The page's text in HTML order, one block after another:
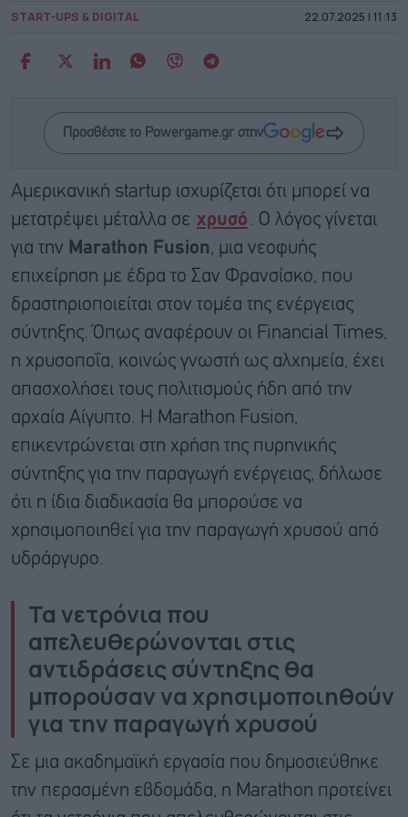
START-UPS & DIGITAL 22.07.2025 | 11:13
Προσθέστε το Powergame.gr στην
Αμερικανική startup ισχυρίζεται ότι μπορεί να
μετατρέψει μέταλλα σε χρυσό . O λόγος γίνεται
για την Marathon Fusion
, μια νεοφυής
επιχείρηση με έδρα το Σαν Φρανσίσκο, που
δραστηριοποιείται στον τομέα της ενέργειας
σύντηξης. Όπως αναφέρουν οι Financial Times,
η χρυσοποΐα, κοινώς γνωστή ως αλχημεία, έχει
απασχολήσει τους πολιτισμούς ήδη από την
αρχαία Αίγυπτο. Η Marathon Fusion,
επικεντρώνεται στη χρήση της πυρηνικής
σύντηξης για την παραγωγή ενέργειας, δήλωσε
ότι η ίδια διαδικασία θα μπορούσε να
χρησιμοποιηθεί για την παραγωγή χρυσού από
υδράργυρο.
Τα νετρόνια που
απελευθερώνονται στις
αντιδράσεις σύντηξης θα
μπορούσαν να χρησιμοποιηθούν
για την παραγωγή χρυσού
Σε μια ακαδημαϊκή εργασία που δημοσιεύθηκε
την περασμένη εβδομάδα, η Marathon προτείνει